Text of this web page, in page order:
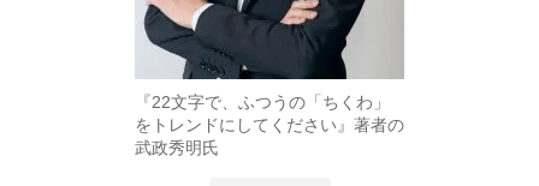
『22文字で、ふつうの「ちくわ」
をトレンドにしてください』著者の
武政秀明氏